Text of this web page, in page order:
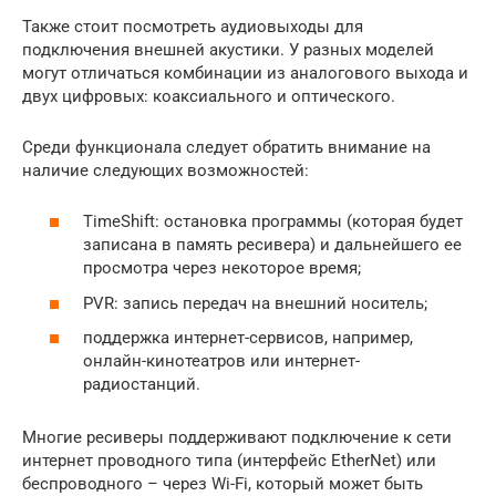
Также стоит посмотреть аудиовыходы для
подключения внешней акустики. У разных моделей
могут отличаться комбинации из аналогового выхода и
двух цифровых: коаксиального и оптического.
Среди функционала следует обратить внимание на
наличие следующих возможностей:
TimeShift: остановка программы (которая будет
записана в память ресивера) и дальнейшего ее
просмотра через некоторое время;
PVR: запись передач на внешний носитель;
поддержка интернет-сервисов, например,
онлайн-кинотеатров или интернет-
радиостанций.
Многие ресиверы поддерживают подключение к сети
интернет проводного типа (интерфейс EtherNet) или
беспроводного – через Wi-Fi, который может быть